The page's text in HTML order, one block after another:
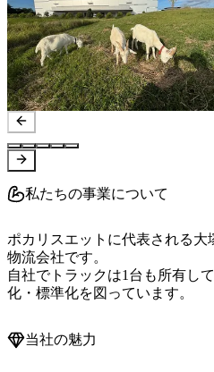
私たちの事業について
ポカリスエットに代表される大
物流会社です。
自社でトラックは1台も所有し
化・標準化を図っています。
当社の魅力